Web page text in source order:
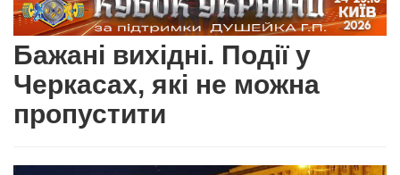
Бажані вихідні. Події у
Черкасах, які не можна
пропустити